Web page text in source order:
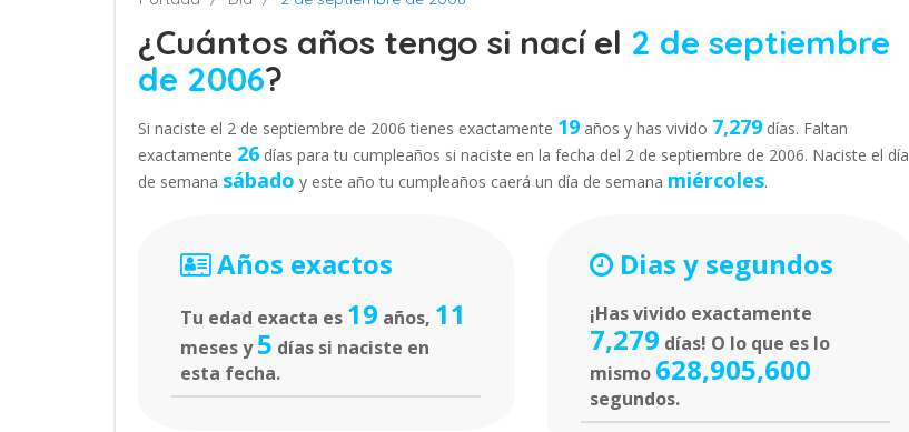
¿Cuántos años tengo si nací el 2 de septiembre
de 2006?
Si naciste el 2 de septiembre de 2006 tienes exactamente 19 años y has vivido 7,279 días. Faltan
exactamente 26 días para tu cumpleaños si naciste en la fecha del 2 de septiembre de 2006. Naciste el día
de semana sábado y este año tu cumpleaños caerá un día de semana miércoles.
Años exactos
Tu edad exacta es 19 años, 11
meses y5 días si naciste en
esta fecha.
Dias y segundos
¡Has vivido exactamente
7,279 días! O lo que es lo
mismo 628,905,600
segundos.